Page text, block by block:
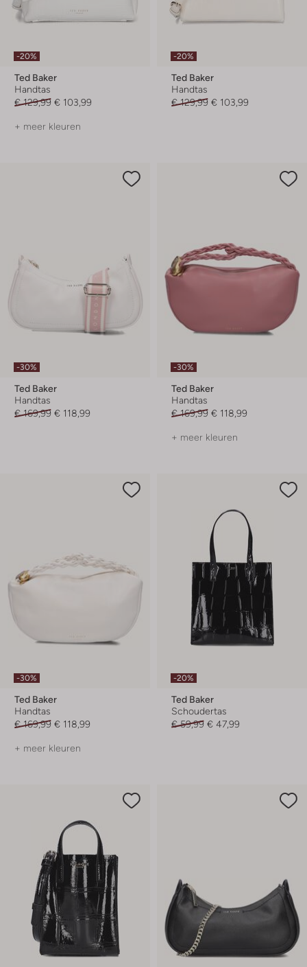
-20%
Ted Baker
Handtas
€ 129,99 € 103,99
+ meer kleuren
-20%
Ted Baker
Handtas
€ 129,99 € 103,99
-30%
Ted Baker
Handtas
€ 169,99 € 118,99
-30%
Ted Baker
Handtas
€ 169,99 € 118,99
+ meer kleuren
-30%
Ted Baker
Handtas
€ 169,99 € 118,99
+ meer kleuren
-20%
Ted Baker
Schoudertas
€ 59,99 € 47,99